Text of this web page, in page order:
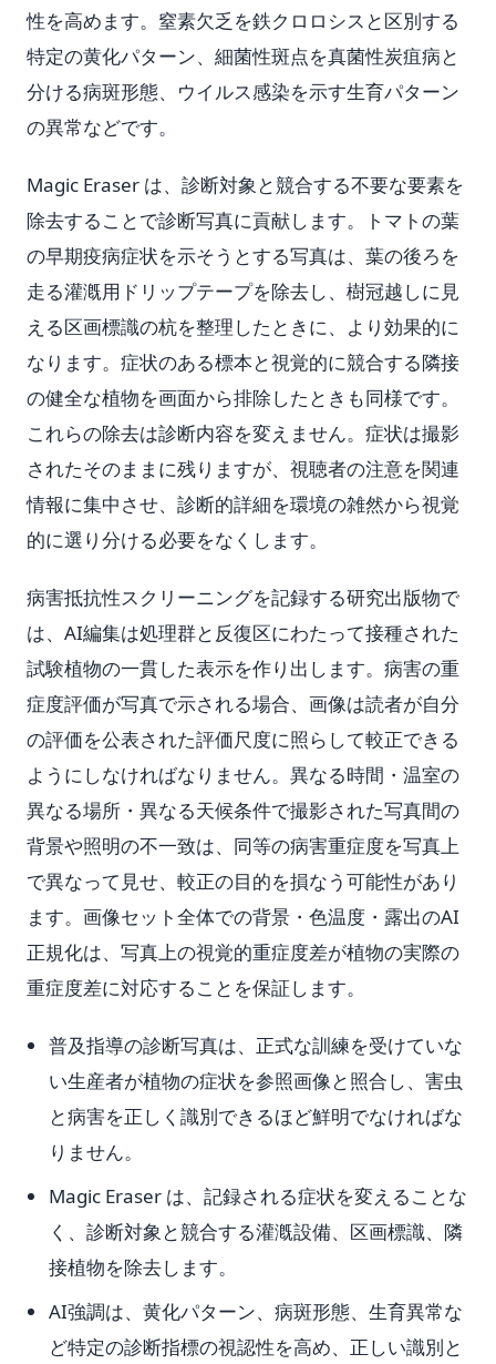
性を高めます。窒素欠乏を鉄クロロシスと区別する
特定の黄化パターン、細菌性斑点を真菌性炭疽病と
分ける病斑形態、ウイルス感染を示す生育パターン
の異常などです。
Magic Eraser は、診断対象と競合する不要な要素を
除去することで診断写真に貢献します。トマトの葉
の早期疫病症状を示そうとする写真は、葉の後ろを
走る灌漑用ドリップテープを除去し、樹冠越しに見
える区画標識の杭を整理したときに、より効果的に
なります。症状のある標本と視覚的に競合する隣接
の健全な植物を画面から排除したときも同様です。
これらの除去は診断内容を変えません。症状は撮影
されたそのままに残りますが、視聴者の注意を関連
情報に集中させ、診断的詳細を環境の雑然から視覚
的に選り分ける必要をなくします。
病害抵抗性スクリーニングを記録する研究出版物で
は、AI編集は処理群と反復区にわたって接種された
試験植物の一貫した表示を作り出します。病害の重
症度評価が写真で示される場合、画像は読者が自分
の評価を公表された評価尺度に照らして較正できる
ようにしなければなりません。異なる時間・温室の
異なる場所・異なる天候条件で撮影された写真間の
背景や照明の不一致は、同等の病害重症度を写真上
で異なって見せ、較正の目的を損なう可能性があり
ます。画像セット全体での背景・色温度・露出のAI
正規化は、写真上の視覚的重症度差が植物の実際の
重症度差に対応することを保証します。
普及指導の診断写真は、正式な訓練を受けていな
い生産者が植物の症状を参照画像と照合し、害虫
と病害を正しく識別できるほど鮮明でなければな
りません。
Magic Eraser は、記録される症状を変えることな
く、診断対象と競合する灌漑設備、区画標識、隣
接植物を除去します。
AI強調は、黄化パターン、病斑形態、生育異常な
ど特定の診断指標の視認性を高め、正しい識別と